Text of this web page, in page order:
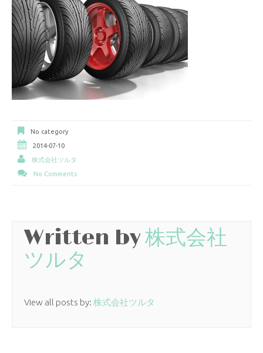
No category
2014-07-10
株式会社ツルタ
No Comments
Written by株式会社
ツルタ
View all posts by: 株式会社ツルタ